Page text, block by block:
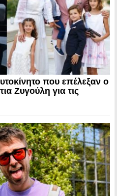
που επέλεξαν ο
Ζυγούλη για τις